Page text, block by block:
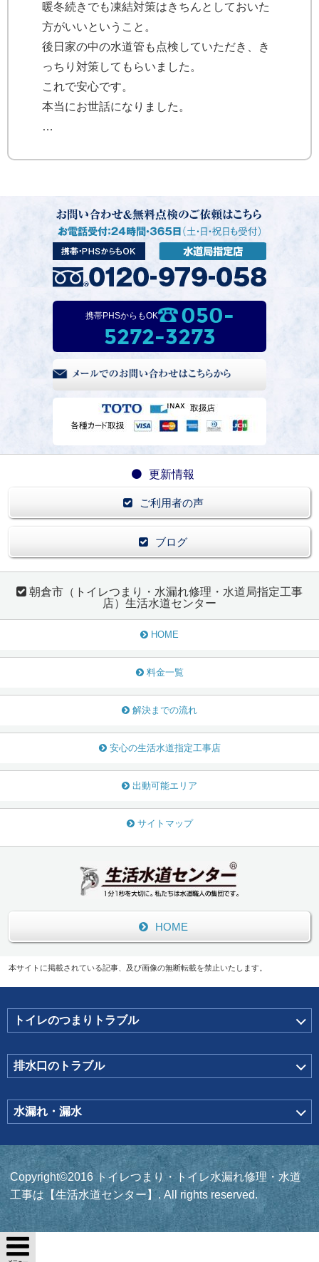
暖冬続きでも凍結対策はきちんとしておいた
方がいいということ。
後日家の中の水道管も点検していただき、き
っちり対策してもらいました。
これで安心です。
本当にお世話になりました。
携帯PHSからもOK
050-
5272-3273
更新情報
ご利用者の声
ブログ
朝倉市（トイレつまり・水漏れ修理・水道局指定工事
店）生活水道センター
HOME
料金一覧
解決までの流れ
安心の生活水道指定工事店
出動可能エリア
サイトマップ
HOME
本サイトに掲載されている記事、及び画像の無断転載を禁止いたします。
トイレのつまりトラブル
排水口のトラブル
水漏れ・漏水
Copyright©2016 トイレつまり・トイレ水漏れ修理・水道
工事は【生活水道センター】. All rights reserved.